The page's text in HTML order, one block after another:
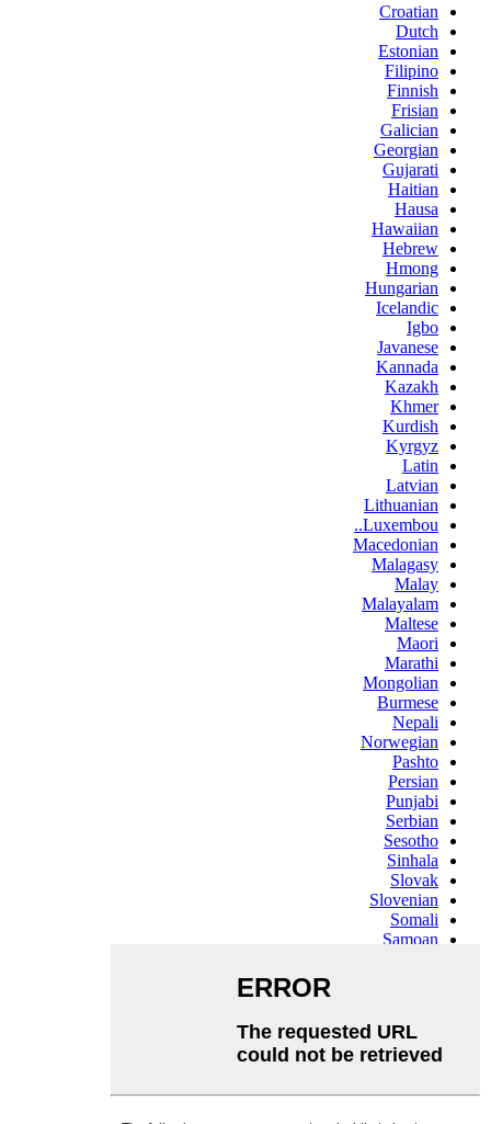
Croatian
Dutch
Estonian
Filipino
Finnish
Frisian
Galician
Georgian
Gujarati
Haitian
Hausa
Hawaiian
Hebrew
Hmong
Hungarian
Icelandic
Igbo
Javanese
Kannada
Kazakh
Khmer
Kurdish
Kyrgyz
Latin
Latvian
Lithuanian
Luxembou..
Macedonian
Malagasy
Malay
Malayalam
Maltese
Maori
Marathi
Mongolian
Burmese
Nepali
Norwegian
Pashto
Persian
Punjabi
Serbian
Sesotho
Sinhala
Slovak
Slovenian
Somali
Samoan
Swahili
Tajik
Telugu